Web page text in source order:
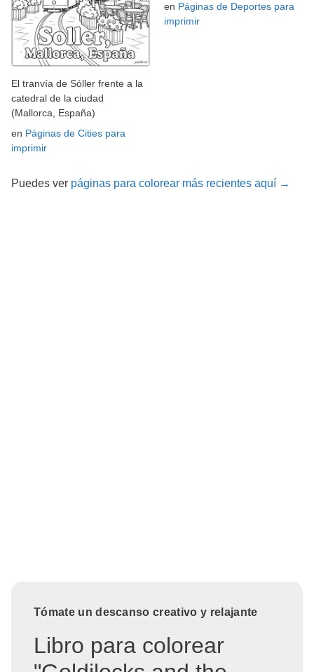
El tranvía de Sóller frente a la
catedral de la ciudad
(Mallorca, España)
en Páginas de Cities para
imprimir
en Páginas de Deportes para
imprimir
Puedes ver páginas para colorear más recientes aquí →
Tómate un descanso creativo y relajante
Libro para colorear